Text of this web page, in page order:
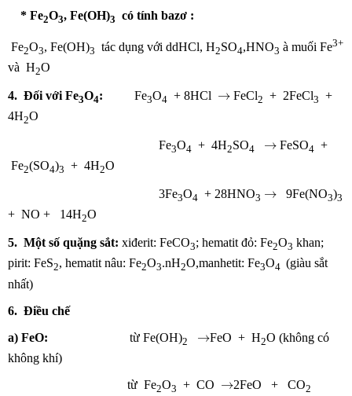
* Fe2O3, Fe(OH)3 có tính bazơ :
Fe2O3, Fe(OH)3 tác dụng với ddHCl, H2SO4,HNO3 à muối Fe3+
và H2O
4. Đối với Fe3O4: Fe3O4 + 8HCl →
→ FeCl2 + 2FeCl3 +
4H2O
Fe3O4 + 4H2SO4 →
→ FeSO4 +
Fe2(SO4)3 + 4H2O
3Fe3O4 + 28HNO3 →
→ 9Fe(NO3)3
+ NO + 14H2O
5. Một số quặng sắt: xiđerit: FeCO3; hematit đỏ: Fe2O3 khan;
pirit: FeS2, hematit nâu: Fe2O3.nH2O,manhetit: Fe3O4 (giàu sắt
nhất)
6. Điều chế
a) FeO: từ Fe(OH)2 →
→FeO + H2O (không có
không khí)
từ Fe2O3 + CO →
→2FeO + CO2